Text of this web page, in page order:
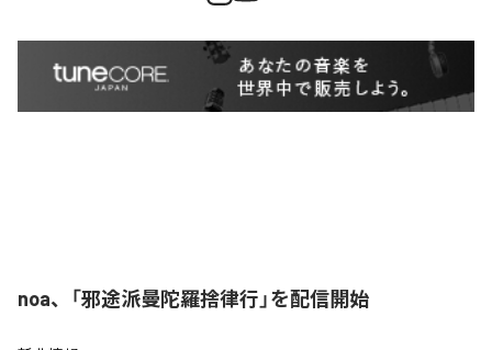
noa、「邪途派曼陀羅捨律行」を配信開始